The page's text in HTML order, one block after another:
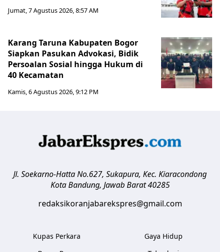
Jumat, 7 Agustus 2026, 8:57 AM
Karang Taruna Kabupaten Bogor
Siapkan Pasukan Advokasi, Bidik
Persoalan Sosial hingga Hukum di
40 Kecamatan
Kamis, 6 Agustus 2026, 9:12 PM
Jl. Soekarno-Hatta No.627, Sukapura, Kec. Kiaracondong
Kota Bandung, Jawab Barat 40285
redaksikoranjabarekspres@gmail.com
Kupas Perkara
Gaya Hidup